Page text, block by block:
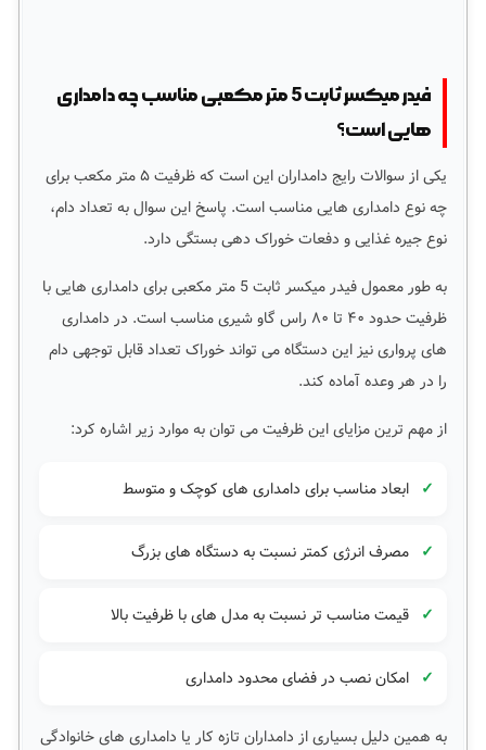
فیدر میکسر ثابت 5 متر مکعبی مناسب چه دامداری
هایی است؟
یکی از سوالات رایج دامداران این است که ظرفیت ۵ متر مکعب برای
چه نوع دامداری هایی مناسب است. پاسخ این سوال به تعداد دام،
نوع جیره غذایی و دفعات خوراک دهی بستگی دارد.
به طور معمول فیدر میکسر ثابت 5 متر مکعبی برای دامداری هایی با
ظرفیت حدود ۴۰ تا ۸۰ راس گاو شیری مناسب است. در دامداری
های پرواری نیز این دستگاه می تواند خوراک تعداد قابل توجهی دام
را در هر وعده آماده کند.
از مهم ترین مزایای این ظرفیت می توان به موارد زیر اشاره کرد:
ابعاد مناسب برای دامداری های کوچک و متوسط
مصرف انرژی کمتر نسبت به دستگاه های بزرگ
قیمت مناسب تر نسبت به مدل های با ظرفیت بالا
امکان نصب در فضای محدود دامداری
به همین دلیل بسیاری از دامداران تازه کار یا دامداری های خانوادگی